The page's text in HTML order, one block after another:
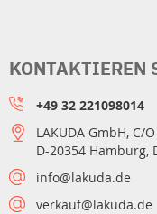
KONTAKTIEREN
+49 32 221098014
LAKUDA GmbH, C/
D-20354 Hamburg,
info@lakuda.de
verkauf@lakuda.de